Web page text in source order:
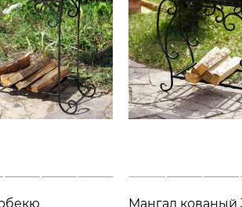
Мангал кованый 3 ММ с